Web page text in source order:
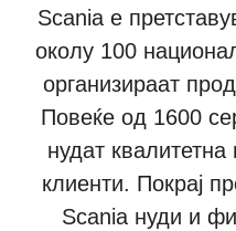
Scania е
околу 100
организираат
Повеќе од 1600
нудат
клиенти. Покрај
Scania нуди и